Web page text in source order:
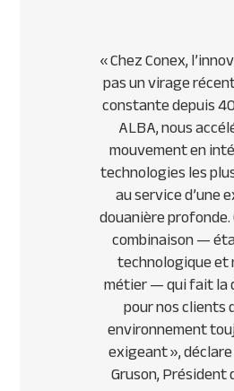
« Chez Conex,
pas un virage
constante depuis
ALBA, nous
mouvement en
technologies les
au service d’une
douanière profonde.
combinaison —
technologique
métier — qui fait la
pour nos clients
environnement
exigeant »,
Gruson, Président